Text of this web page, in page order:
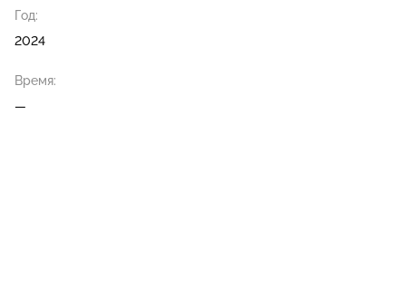
Год:
2024
Время:
—